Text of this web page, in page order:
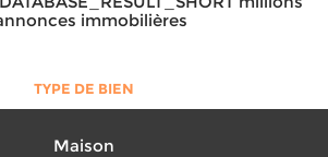
immobilières
TYPE DE BIEN
Maison